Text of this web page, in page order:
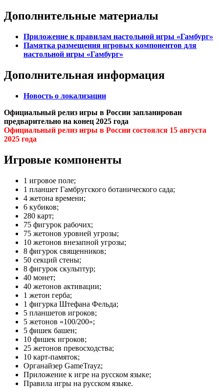
Дополнительные материалы
Приложение к правилам настольной игры «Гамбург»
Памятка размещения игровых компонентов для
настольной игры «Гамбург»
Дополнительная информация
Новость о локализации
Официальный релиз игры в России запланирован
предварительно на конец 2025 года
Официальный релиз игры в России состоялся 15 августа
2025 года
Игровые компоненты
1 игровое поле;
1 планшет Гамбругского ботанического сада;
4 жетона времени;
6 кубиков;
280 карт;
75 фигурок рабочих;
75 жетонов уровней угрозы;
10 жетонов внезапной угрозы;
8 фигурок священников;
50 секций стены;
8 фигурок скульптур;
40 монет;
40 жетонов активации;
1 жетон герба;
1 фигурка Штефана Фельда;
5 планшетов игроков;
5 жетонов «100/200»;
5 фишек башен;
10 фишек игроков;
25 жетонов превосходства;
10 карт-памяток;
Органайзер GameTrayz;
Приложение к игре на русском языке;
Правила игры на русском языке.